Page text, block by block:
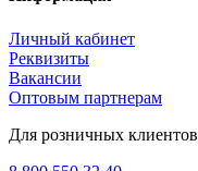
Личный кабинет
Реквизиты
Вакансии
Оптовым партнерам
Для розничных клиентов